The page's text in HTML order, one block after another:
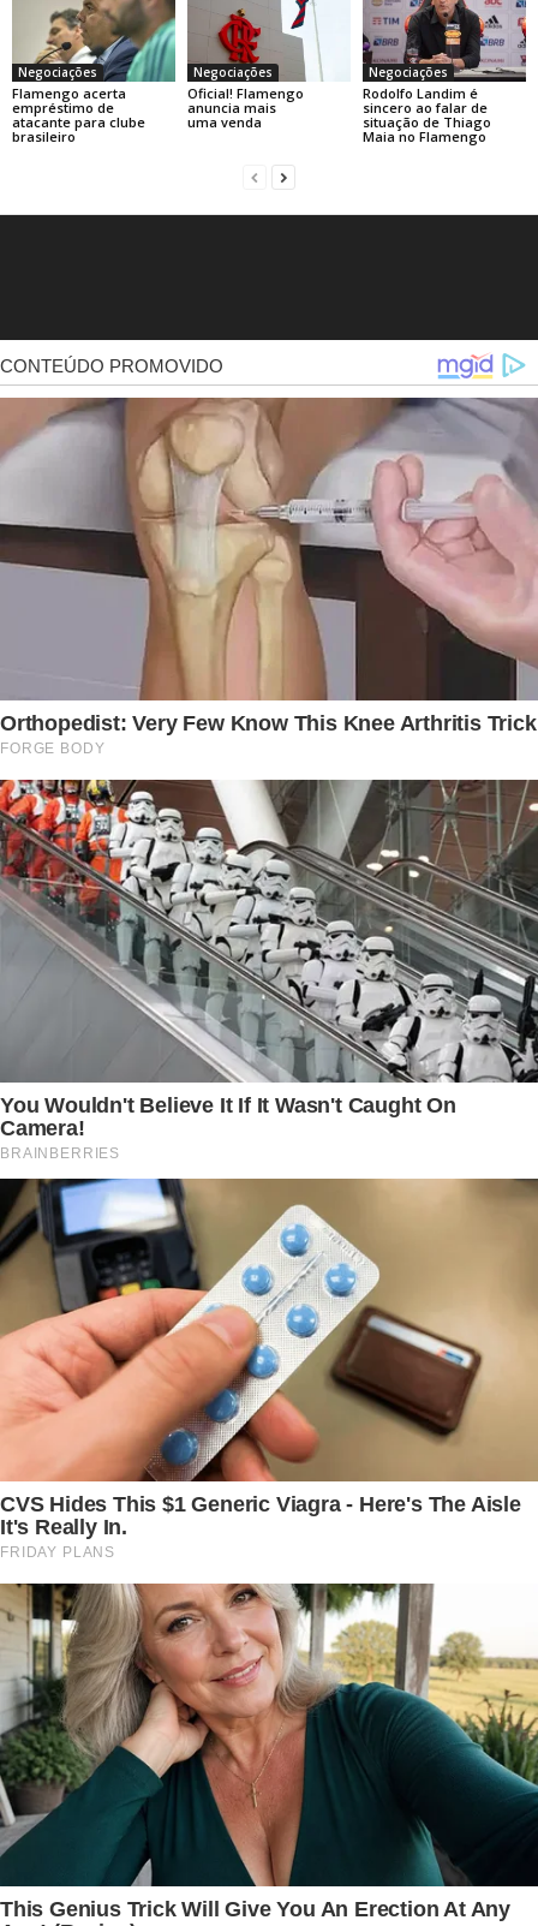
Negociações
Flamengo acerta
empréstimo de
atacante para clube
brasileiro
Negociações
Oficial! Flamengo
anuncia mais
uma venda
Negociações
Rodolfo Landim é
sincero ao falar de
situação de Thiago
Maia no Flamengo